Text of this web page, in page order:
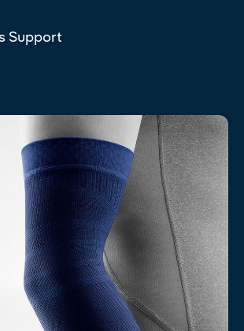
Bewertung von 5 von 5 Sternen
Support